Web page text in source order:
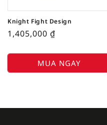
Knight Fight Design
1,405,000 ₫
MUA NGAY